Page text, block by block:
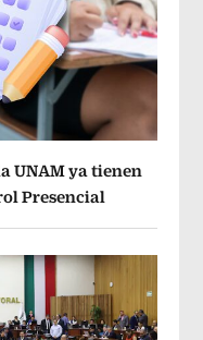
UNAM ya tienen
Presencial